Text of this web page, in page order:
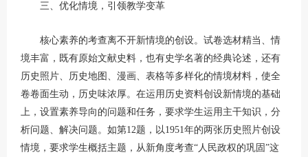
三、优化情境，引领教学变革
核心素养的考查离不开新情境的创设。试卷选材精当、情
境丰富，既有原始文献史料，也有史学名著的经典论述，还有
历史照片、历史地图、漫画、表格等多样化的情境材料，使全
卷卷面生动，历史味浓厚。在运用历史资料创设新情境的基础
上，设置素养导向的问题和任务，要求学生运用主干知识，分
析问题、解决问题。如第12题，以1951年的两张历史照片创设
情境，要求学生概括主题，从新角度考查“人民政权的巩固”这